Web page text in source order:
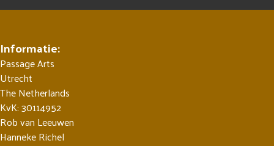
Informatie:
Passage Arts
Utrecht
The Netherlands
KvK: 30114952
Rob van Leeuwen
Hanneke Richel